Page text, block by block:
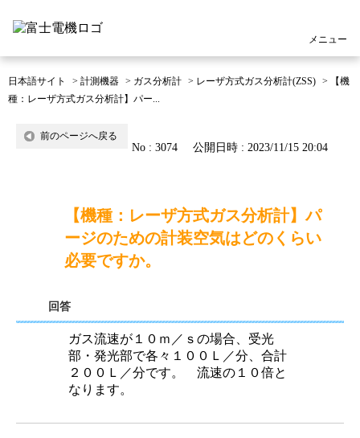
メニュー
日本語サイト > 計測機器 > ガス分析計 > レーザ方式ガス分析計(ZSS) >
【機
種：レーザ方式ガス分析計】パー...
前のページへ戻る
No : 3074 公開日時 : 2023/11/15 20:04
【機種：レーザ方式ガス分析計】パ
ージのための計装空気はどのくらい
必要ですか。
回答
ガス流速が１０ｍ／ｓの場合、受光
部・発光部で各々１００Ｌ／分、合計
２００Ｌ／分です。 流速の１０倍と
なります。